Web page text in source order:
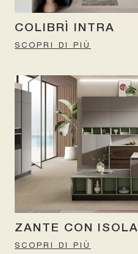
COLIBRÌ INTRA
SCOPRI DI PIÙ
ZANTE CON ISOLA
SCOPRI DI PIÙ